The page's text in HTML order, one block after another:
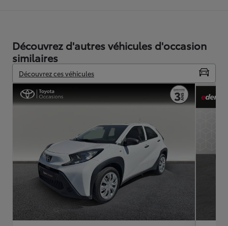
Découvrez d'autres véhicules d'occasion
similaires
Découvrez ces véhicules